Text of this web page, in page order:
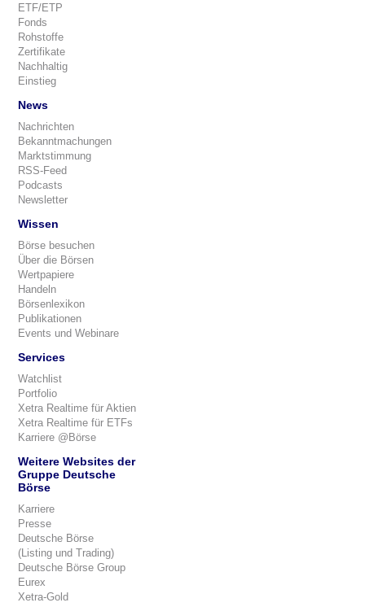
ETF/ETP
Fonds
Rohstoffe
Zertifikate
Nachhaltig
Einstieg
News
Nachrichten
Bekanntmachungen
Marktstimmung
RSS-Feed
Podcasts
Newsletter
Wissen
Börse besuchen
Über die Börsen
Wertpapiere
Handeln
Börsenlexikon
Publikationen
Events und Webinare
Services
Watchlist
Portfolio
Xetra Realtime für Aktien
Xetra Realtime für ETFs
Karriere @Börse
Weitere Websites der
Gruppe Deutsche
Börse
Karriere
Presse
Deutsche Börse
(Listing und Trading)
Deutsche Börse Group
Eurex
Xetra-Gold